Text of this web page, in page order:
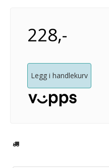
228,-
Legg i handlekurv